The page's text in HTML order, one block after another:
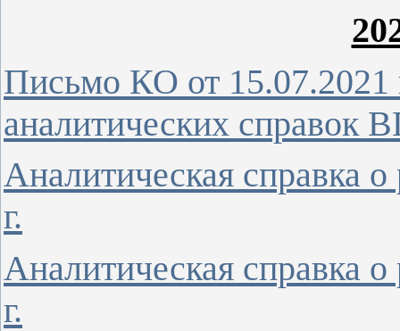
Письмо КО от
аналитических справок
Аналитическая справка
г.
Аналитическая справка
г.